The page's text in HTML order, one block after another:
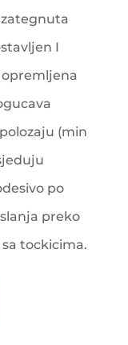
I
(min
po
preko
sa tockicima.